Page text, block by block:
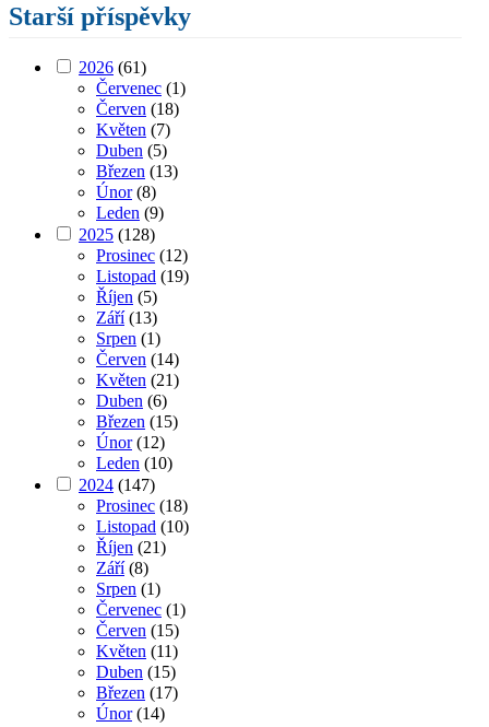
Starší příspěvky
2026 (61)
Červenec (1)
Červen (18)
Květen (7)
Duben (5)
Březen (13)
Únor(8)
Leden (9)
2025 (128)
Prosinec (12)
Listopad (19)
Říjen (5)
Září(13)
Srpen (1)
Červen (14)
Květen (21)
Duben (6)
Březen (15)
Únor(12)
Leden (10)
2024 (147)
Prosinec (18)
Listopad (10)
Říjen (21)
Září(8)
Srpen (1)
Červenec (1)
Červen (15)
Květen (11)
Duben (15)
Březen (17)
Únor(14)